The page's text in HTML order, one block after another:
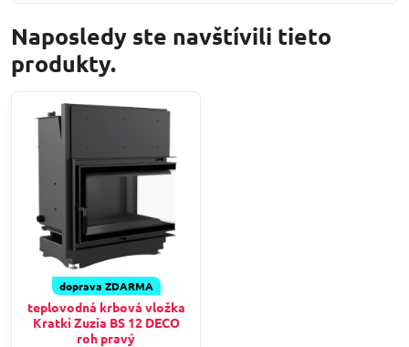
Naposledy ste navštívili tieto
produkty.
doprava ZDARMA
teplovodná krbová vložka
Kratki Zuzia BS 12 DECO
roh pravý